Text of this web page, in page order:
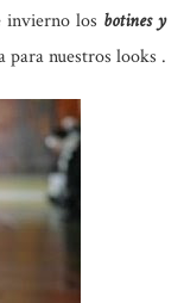
invierno los botines y
para nuestros looks .